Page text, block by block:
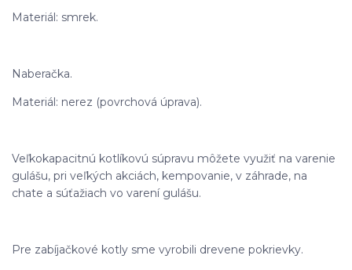
Materiál: smrek.
Naberačka.
Materiál: nerez (povrchová úprava).
Veľkokapacitnú kotlíkovú súpravu môžete využiť na varenie
gulášu, pri veľkých akciách, kempovanie, v záhrade, na
chate a súťažiach vo varení gulášu.
Pre zabíjačkové kotly sme vyrobili drevene pokrievky.